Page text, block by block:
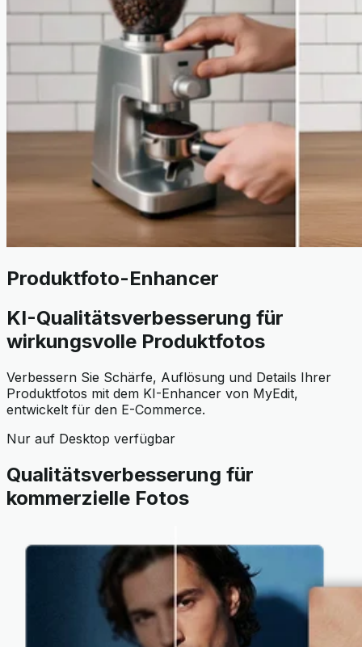
Produktfoto-Enhancer
KI-Qualitätsverbesserung für
wirkungsvolle Produktfotos
Verbessern Sie Schärfe, Auflösung und Details Ihrer
Produktfotos mit dem KI-Enhancer von MyEdit,
entwickelt für den E-Commerce.
Nur auf Desktop verfügbar
Qualitätsverbesserung für
kommerzielle Fotos